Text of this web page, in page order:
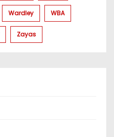
Wardley WBA
Zayas